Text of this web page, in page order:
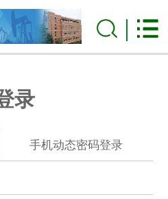
录
手机动态密码登录